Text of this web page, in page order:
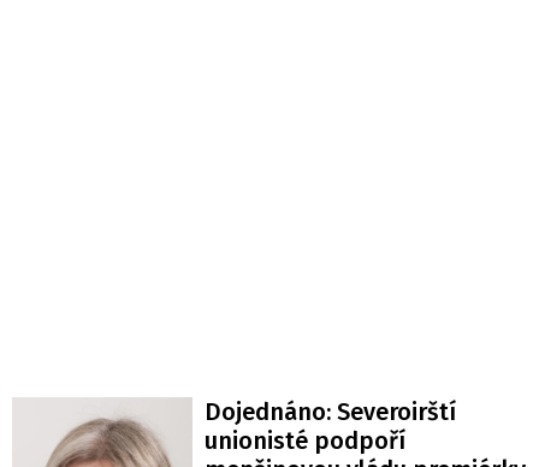
Dojednáno: Severoirští
unionisté podpoří